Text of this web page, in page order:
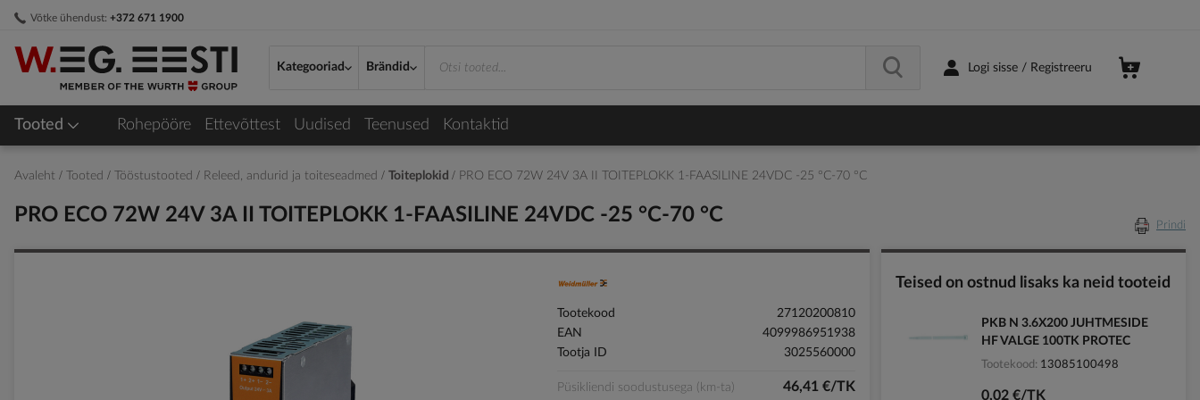
Võtke ühendust: +372 671 1900
Skip
Content
Kategooriad
Brändid Logi sisse / Registreeru
Tooted Rohepööre Ettevõttest Uudised Teenused Kontaktid
Avaleht Tooted Tööstustooted Releed, andurid ja toiteseadmed Toiteplokid PRO ECO 72W 24V 3A II TOITEPLOKK 1-FAASILINE 24VDC -25 °C-70 °C
PRO ECO 72W 24V 3A II TOITEPLOKK 1-FAASILINE 24VDC -25 °C-70 °C Prindi
Tootekood
27120200810
EAN
4099986951938
Tootja ID
3025560000
Püsikliendi soodustusega (km-ta) 46,41 €/TK
Teised on ostnud lisaks ka neid tooteid
PKB N 3.6X200 JUHTMESIDE
HF VALGE 100TK PROTEC
Tootekood 13085100498
0,02 €/TK